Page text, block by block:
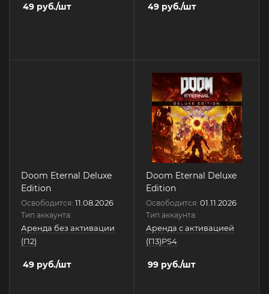
49 руб./шт 49 руб./шт
Doom Eternal Deluxe
Edition
Освободится: 11.08.2026
Тип аккаунта:
Аренда без активации
(П2)
49 руб./шт
Doom Eternal Deluxe
Edition
Освободится: 01.11.2026
Тип аккаунта:
Аренда с активацией
(П3)PS4
99 руб./шт